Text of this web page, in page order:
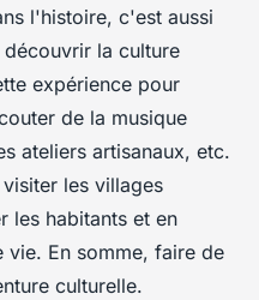
l'histoire, c'est aussi
la culture
expérience pour
de la musique
ateliers artisanaux, etc.
les villages
les habitants et en
vie. En somme, faire de
culturelle.